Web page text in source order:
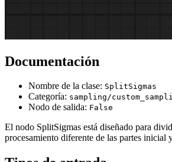
Documentación
Nombre de la clase: SplitSigmas
Categoría: sampling/
Nodo de salida: False
El nodo SplitSigmas está diseñado para
procesamiento diferente de las partes inicial